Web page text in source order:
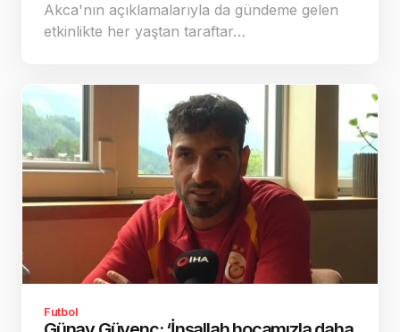
Akca'nın açıklamalarıyla da gündeme gelen
etkinlikte her yaştan taraftar…
Futbol